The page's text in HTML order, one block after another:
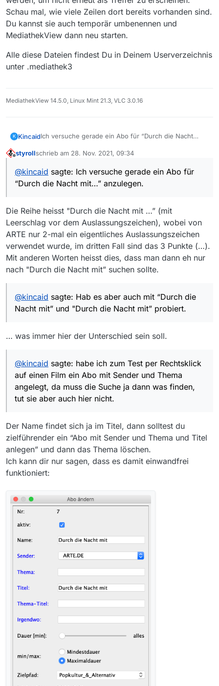
Schau mal, wie viele Zeilen dort bereits vorhanden sind.
Du kannst sie auch temporär umbenennen und
MediathekView dann neu starten.
Alle diese Dateien findest Du in Deinem Userverzeichnis
unter .mediathek3
MediathekView 14.5.0, Linux Mint 21.3, VLC 3.0.16
K KincaidIch versuche gerade ein Abo für “Durch die Nacht
ausgewählt, Thema ist leer und Titel enthält “#:Durch
Nacht mit” und "Durch die Nacht mit ” probiert.) Dauer
steht auf “alles”. In den Einstellungen ist “Abos
Filmliste neu laden und Downloadliste aktualisieren
ändert daran auch nichts.
Da ich nicht sicher war ob ich den Suchbegriff richtig
einen Film ein Abo mit Sender und Thema angelegt, da
muss die Suche ja dann was finden, tut sie aber auch
habe um zu testen ob Downloads prinzipiell
funktionieren. Das geht, nur die Abos tun einfach
nichts. Fehlt mir irgendeine Einstellung? Ich habe
ansonsten nichts eingestellt außer dem Downloadpfad.
styrollschrieb am 28. Nov. 2021, 09:34
zuletzt editiert von
@kincaid sagte: Ich versuche gerade ein Abo für
“Durch die Nacht mit…” anzulegen.
Die Reihe heisst "Durch die Nacht mit …” (mit
Leerschlag vor dem Auslassungszeichen), wobei von
ARTE nur 2-mal ein eigentliches Auslassungszeichen
verwendet wurde, im dritten Fall sind das 3 Punkte (…).
Mit anderen Worten heisst dies, dass man dann eh nur
nach "Durch die Nacht mit” suchen sollte.
@kincaid sagte: Hab es aber auch mit “Durch die
Nacht mit” und "Durch die Nacht mit” probiert.
… was immer hier der Unterschied sein soll.
@kincaid sagte: habe ich zum Test per Rechtsklick
auf einen Film ein Abo mit Sender und Thema
angelegt, da muss die Suche ja dann was finden,
tut sie aber auch hier nicht.
Der Name findet sich ja im Titel, dann solltest du
zielführender ein “Abo mit Sender und Thema und Titel
anlegen” und dann das Thema löschen.
Ich kann dir nur sagen, dass es damit einwandfrei
funktioniert: